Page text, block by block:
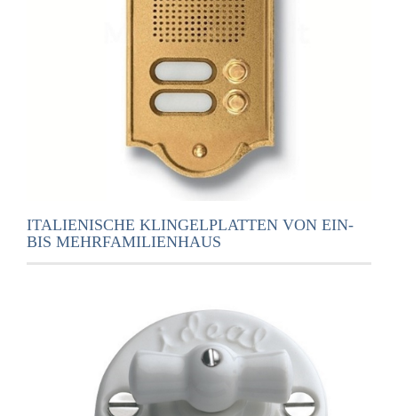
ITALIENISCHE KLINGELPLATTEN VON EIN-
BIS MEHRFAMILIENHAUS